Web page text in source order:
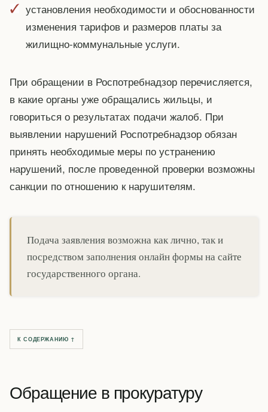
установления необходимости и обоснованности
изменения тарифов и размеров платы за
жилищно-коммунальные услуги.
При обращении в Роспотребнадзор перечисляется,
в какие органы уже обращались жильцы, и
говориться о результатах подачи жалоб. При
выявлении нарушений Роспотребнадзор обязан
принять необходимые меры по устранению
нарушений, после проведенной проверки возможны
санкции по отношению к нарушителям.
Подача заявления возможна как лично, так и
посредством заполнения онлайн формы на сайте
государственного органа.
К СОДЕРЖАНИЮ ↑
Обращение в прокуратуру